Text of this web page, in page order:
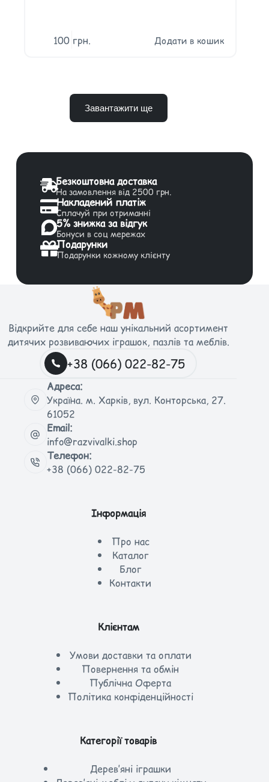
100 грн. Додати в кошик
Завантажити ще
Безкоштовна доставка
На замовлення від 2500 грн.
Накладений платіж
Сплачуй при отриманні
5% знижка за відгук
Бонуси в соц мережах
Подарунки
Подарунки кожному клієнту
Відкрийте для себе наш унікальний асортимент
дитячих розвиваючих іграшок, пазлів та меблів.
+38 (066) 022-82-75
Адреса:
Україна. м. Харків, вул. Конторська, 27.
61052
Email:
info@razvivalki.shop
Телефон:
+38 (066) 022-82-75
Інформація
Про нас
Каталог
Блог
Контакти
Клієнтам
Умови доставки та оплати
Повернення та обмін
Публічна Оферта
Політика конфіденційності
Категорії товарів
Дерев’яні іграшки